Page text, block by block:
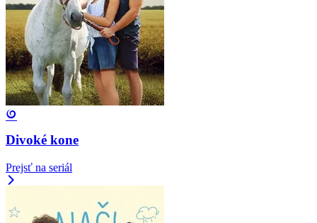
Divoké kone
Prejsť na seriál